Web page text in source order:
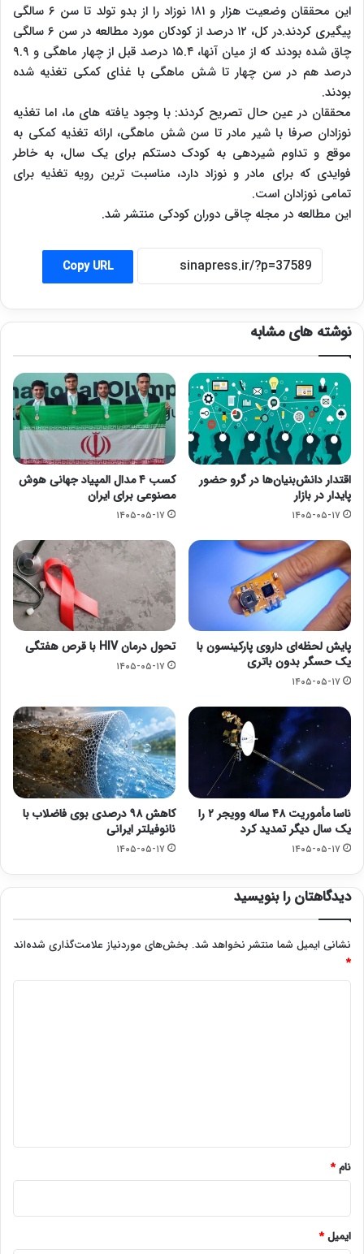
این محققان وضعیت هزار و ۱۸۱ نوزاد را از بدو تولد تا سن ۶ سالگی
پیگیری کردند.در کل، ۱۲ درصد از کودکان مورد مطالعه در سن ۶ سالگی
چاق شده بودند که از میان آنها، ۱۵.۴ درصد قبل از چهار ماهگی و ۹.۹
درصد هم در سن چهار تا شش ماهگی با غذای کمکی تغذیه شده
بودند.
محققان در عین حال تصریح کردند: با وجود یافته های ما، اما تغذیه
نوزادان صرفا با شیر مادر تا سن شش ماهگی، ارائه تغذیه کمکی به
موقع و تداوم شیردهی به کودک دستکم برای یک سال، به خاطر
فوایدی که برای مادر و نوزاد دارد، مناسبت ترین رویه تغذیه برای
تمامی نوزادان است.
این مطالعه در مجله چاقی دوران کودکی منتشر شد.
Copy URL
نوشته های مشابه
اقتدار دانش‌بنیان‌ها در گرو حضور
پایدار در بازار
۱۴۰۵-۰۵-۱۷
کسب ۴ مدال المپیاد جهانی هوش
مصنوعی برای ایران
۱۴۰۵-۰۵-۱۷
پایش لحظه‌ای داروی پارکینسون با
یک حسگر بدون باتری
۱۴۰۵-۰۵-۱۷
تحول درمان HIV با قرص هفتگی
۱۴۰۵-۰۵-۱۷
ناسا مأموریت ۴۸ ساله وویجر ۲ را
یک سال دیگر تمدید کرد
۱۴۰۵-۰۵-۱۷
کاهش ۹۸ درصدی بوی فاضلاب با
نانوفیلتر ایرانی
۱۴۰۵-۰۵-۱۷
دیدگاهتان را بنویسید
نشانی ایمیل شما منتشر نخواهد شد. بخش‌های موردنیاز علامت‌گذاری شده‌اند
*
نام*
ایمیل*